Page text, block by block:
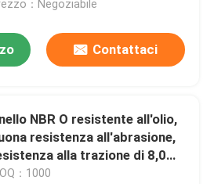
：Negoziabile
Contattaci
NBR O resistente all'olio,
resistenza all'abrasione,
alla trazione di 8,0
：1000